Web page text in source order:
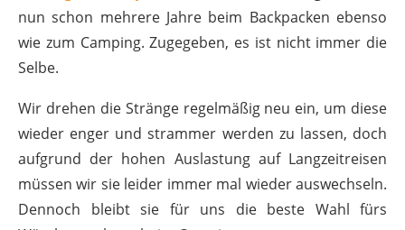
nun schon mehrere Jahre beim Backpacken ebenso
wie zum Camping. Zugegeben, es ist nicht immer die
Selbe.
Wir drehen die Stränge regelmäßig neu ein, um diese
wieder enger und strammer werden zu lassen, doch
aufgrund der hohen Auslastung auf Langzeitreisen
müssen wir sie leider immer mal wieder auswechseln.
Dennoch bleibt sie für uns die beste Wahl fürs